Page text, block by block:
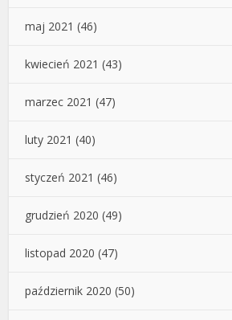
maj 2021 (46)
kwiecień 2021 (43)
marzec 2021 (47)
luty 2021 (40)
styczeń 2021 (46)
grudzień 2020 (49)
listopad 2020 (47)
październik 2020 (50)